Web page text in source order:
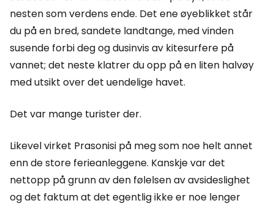
nesten som verdens ende. Det ene øyeblikket står
du på en bred, sandete landtange, med vinden
susende forbi deg og dusinvis av kitesurfere på
vannet; det neste klatrer du opp på en liten halvøy
med utsikt over det uendelige havet.
Det var mange turister der.
Likevel virket Prasonisi på meg som noe helt annet
enn de store ferieanleggene. Kanskje var det
nettopp på grunn av den følelsen av avsideslighet
og det faktum at det egentlig ikke er noe lenger